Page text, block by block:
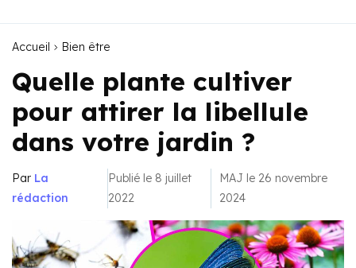
Accueil Bien être
Quelle plante cultiver
pour attirer la libellule
dans votre jardin ?
Par La
rédaction
Publié le 8 juillet
2022
MAJ le 26 novembre
2024